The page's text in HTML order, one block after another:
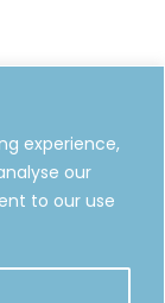
experience,
our
to our use